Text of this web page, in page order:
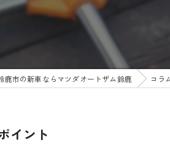
保険
鹿市の新車ならマツダオートザム鈴鹿 コラ
イント